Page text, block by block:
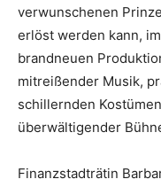
verwunschenen
erlöst werden kann,
brandneuen
mitreißender Musik,
schillernden
überwältigender
Finanzstadträtin